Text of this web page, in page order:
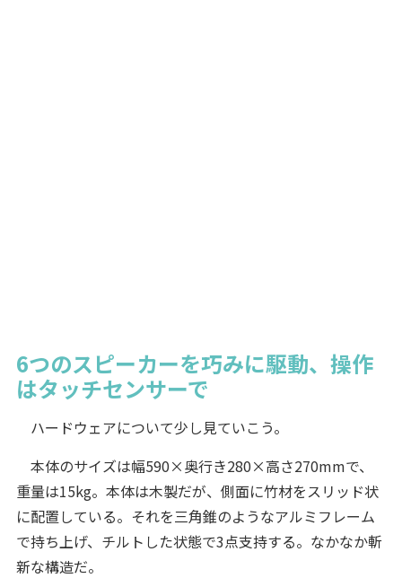
6つのスピーカーを巧みに駆動、操作
はタッチセンサーで
ハードウェアについて少し見ていこう。
本体のサイズは幅590×奥行き280×高さ270mmで、
重量は15kg。本体は木製だが、側面に竹材をスリッド状
に配置している。それを三角錐のようなアルミフレーム
で持ち上げ、チルトした状態で3点支持する。なかなか斬
新な構造だ。